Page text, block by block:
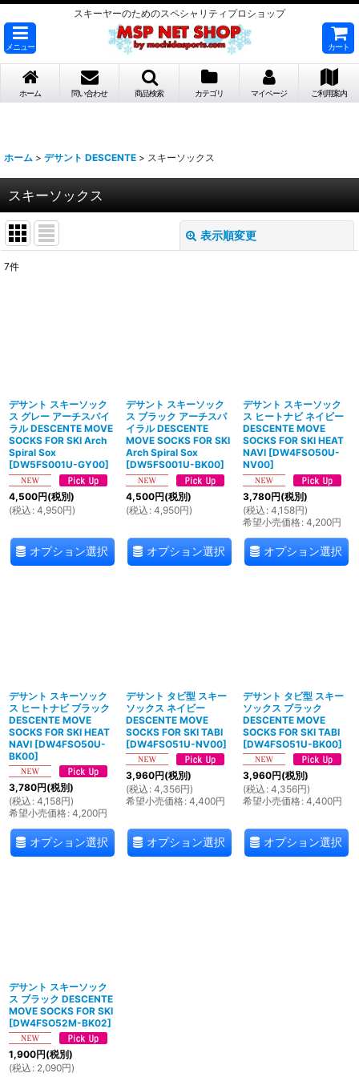
スキーヤーのためのスペシャリティプロショップ
メニュー カート
ホーム 問い合わせ 商品検索 カテゴリ マイページ ご利用案内
ホーム > デサント DESCENTE > スキーソックス
スキーソックス
表示順変更
7件
デサント スキーソック
ス グレー アーチスパイ
ラル DESCENTE MOVE
SOCKS FOR SKI Arch
Spiral Sox
[DW5FS001U-GY00]
4,500円(税別)
(税込 : 4,950円)
オプション選択
デサント スキーソック
ス ブラック アーチスパ
イラル DESCENTE
MOVE SOCKS FOR SKI
Arch Spiral Sox
[DW5FS001U-BK00]
4,500円(税別)
(税込 : 4,950円)
オプション選択
デサント スキーソック
ス ヒートナビ ネイビー
DESCENTE MOVE
SOCKS FOR SKI HEAT
NAVI [DW4FSO50U-
NV00]
3,780円(税別)
(税込 : 4,158円)
希望小売価格: 4,200円
オプション選択
デサント スキーソック
ス ヒートナビ ブラック
DESCENTE MOVE
SOCKS FOR SKI HEAT
NAVI [DW4FSO50U-
BK00]
3,780円(税別)
(税込 : 4,158円)
希望小売価格: 4,200円
オプション選択
デサント タビ型 スキー
ソックス ネイビー
DESCENTE MOVE
SOCKS FOR SKI TABI
[DW4FSO51U-NV00]
3,960円(税別)
(税込 : 4,356円)
希望小売価格: 4,400円
オプション選択
デサント タビ型 スキー
ソックス ブラック
DESCENTE MOVE
SOCKS FOR SKI TABI
[DW4FSO51U-BK00]
3,960円(税別)
(税込 : 4,356円)
希望小売価格: 4,400円
オプション選択
デサント スキーソック
ス ブラック DESCENTE
MOVE SOCKS FOR SKI
[DW4FSO52M-BK02]
1,900円(税別)
(税込 : 2,090円)